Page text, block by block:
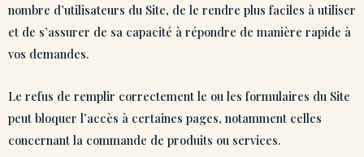
nombre d’utilisateurs du Site, de le rendre plus faciles à utiliser
et de s’assurer de sa capacité à répondre de manière rapide à
vos demandes.
Le refus de remplir correctement le ou les formulaires du Site
peut bloquer l’accès à certaines pages, notamment celles
concernant la commande de produits ou services.